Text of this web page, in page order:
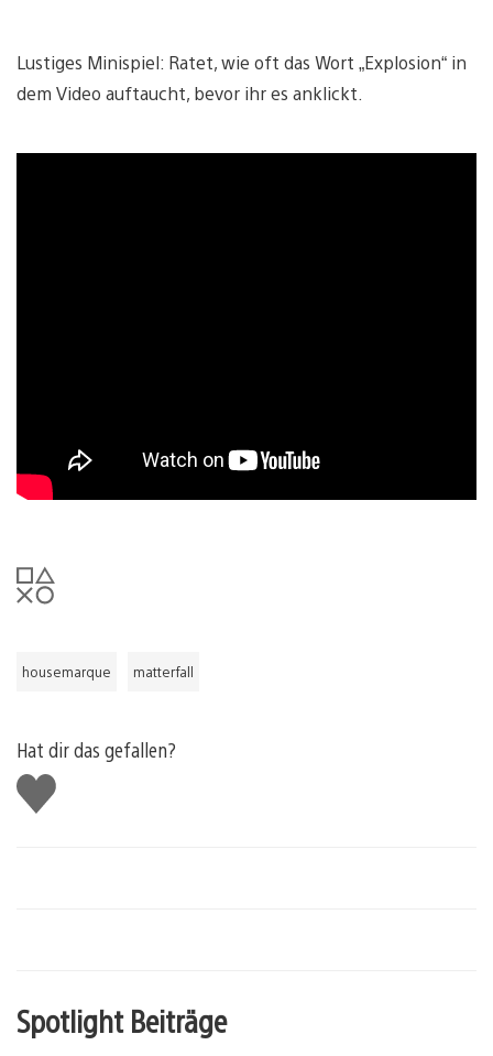
Lustiges Minispiel: Ratet, wie oft das Wort „Explosion“ in
dem Video auftaucht, bevor ihr es anklickt.
housemarque matterfall
Hat dir das gefallen?
Gefällt
mir
Spotlight Beiträge